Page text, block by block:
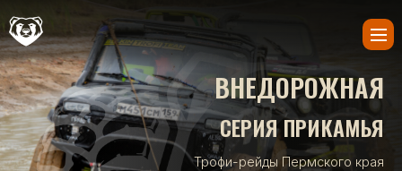
ВНЕДОРОЖНАЯ
СЕРИЯ ПРИКАМЬЯ
Трофи-рейды Пермского края